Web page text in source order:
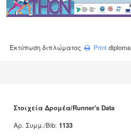
Εθελοντισμός
Αποτελέσματα
Εκτύπωση διπλώματος Print diploma
Στοιχεία Δρομέα/Runner's Data
Αρ. Συμμ./Bib: 1133